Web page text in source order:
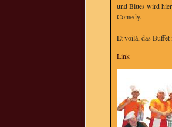
und Blues wird
Comedy.
Et voilà, das
Link